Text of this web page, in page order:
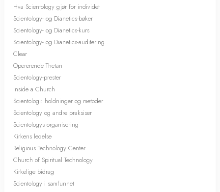
Hva Scientology gjør for individet
Scientology- og Dianetics-bøker
Scientology- og Dianetics-kurs
Scientology- og Dianetics-auditering
Clear
Opererende Thetan
Scientology-prester
Inside a Church
Scientologi: holdninger og metoder
Scientology og andre praksiser
Scientologys organisering
Kirkens ledelse
Religious Technology Center
Church of Spiritual Technology
Kirkelige bidrag
Scientology i samfunnet